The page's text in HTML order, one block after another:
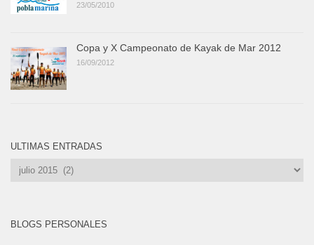
23/05/2010
Copa y X Campeonato de Kayak de Mar 2012
16/09/2012
ULTIMAS ENTRADAS
Ultimas
BLOGS PERSONALES